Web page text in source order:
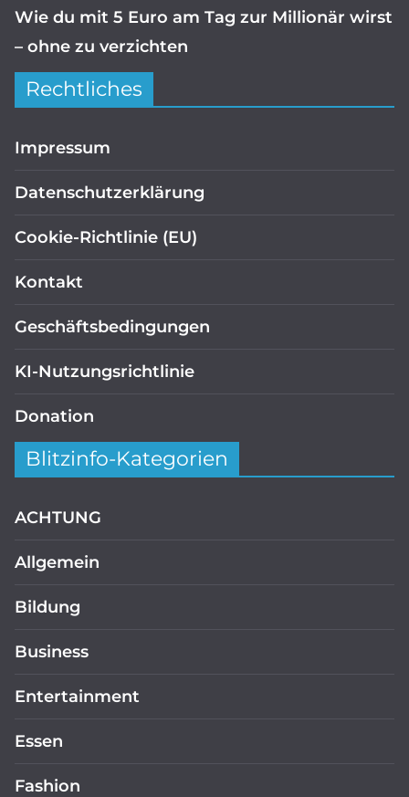
Wie du mit 5 Euro am Tag zur Millionär wirst
– ohne zu verzichten
Rechtliches
Impressum
Datenschutzerklärung
Cookie-Richtlinie (EU)
Kontakt
Geschäftsbedingungen
KI-Nutzungsrichtlinie
Donation
Blitzinfo-Kategorien
ACHTUNG
Allgemein
Bildung
Business
Entertainment
Essen
Fashion